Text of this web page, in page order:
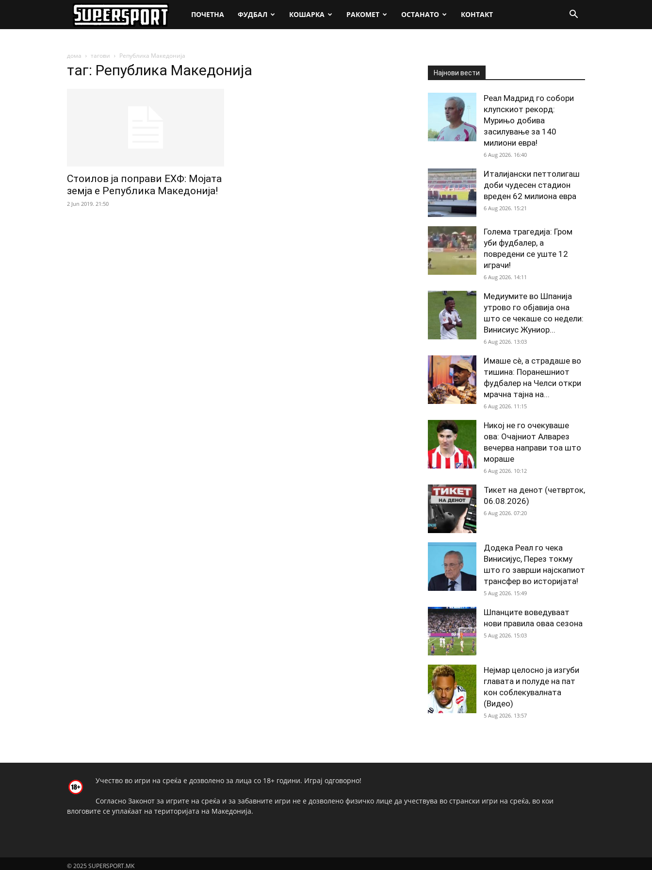
SuperSport.mk
ПОЧЕТНА ФУДБАЛ КОШАРКА РАКОМЕТ ОСТАНАТО КОНТАКТ
дома тагови Република Македонија
таг: Република Македонија
Стоилов ја поправи ЕХФ: Мојата
земја е Република Македонија!
2 Jun 2019. 21:50
Најнови вести
Реал Мадрид го собори
клупскиот рекорд:
Мурињо добива
засилување за 140
милиони евра!
6 Aug 2026. 16:40
Италијански петтолигаш
доби чудесен стадион
вреден 62 милиона евра
6 Aug 2026. 15:21
Голема трагедија: Гром
уби фудбалер, а
повредени се уште 12
играчи!
6 Aug 2026. 14:11
Медиумите во Шпанија
утрово го објавија она
што се чекаше со недели:
Винисиус Жуниор...
6 Aug 2026. 13:03
Имаше сè, а страдаше во
тишина: Поранешниот
фудбалер на Челси откри
мрачна тајна на...
6 Aug 2026. 11:15
Никој не го очекуваше
ова: Очајниот Алварез
вечерва направи тоа што
мораше
6 Aug 2026. 10:12
Тикет на денот (четврток,
06.08.2026)
6 Aug 2026. 07:20
Додека Реал го чека
Винисијус, Перез токму
што го заврши најскапиот
трансфер во историјата!
5 Aug 2026. 15:49
Шпанците воведуваат
нови правила оваа сезона
5 Aug 2026. 15:03
Нејмар целосно ја изгуби
главата и полуде на пат
кон соблекувалната
(Видео)
5 Aug 2026. 13:57
Учество во игри на среќа е дозволено за лица со 18+ години. Играј одговорно!
Согласно Законот за игрите на среќа и за забавните игри не е дозволено физичко лице да учествува во странски игри на среќа, во кои
влоговите се уплаќаат на територијата на Македонија.
© 2025 SUPERSPORT.MK